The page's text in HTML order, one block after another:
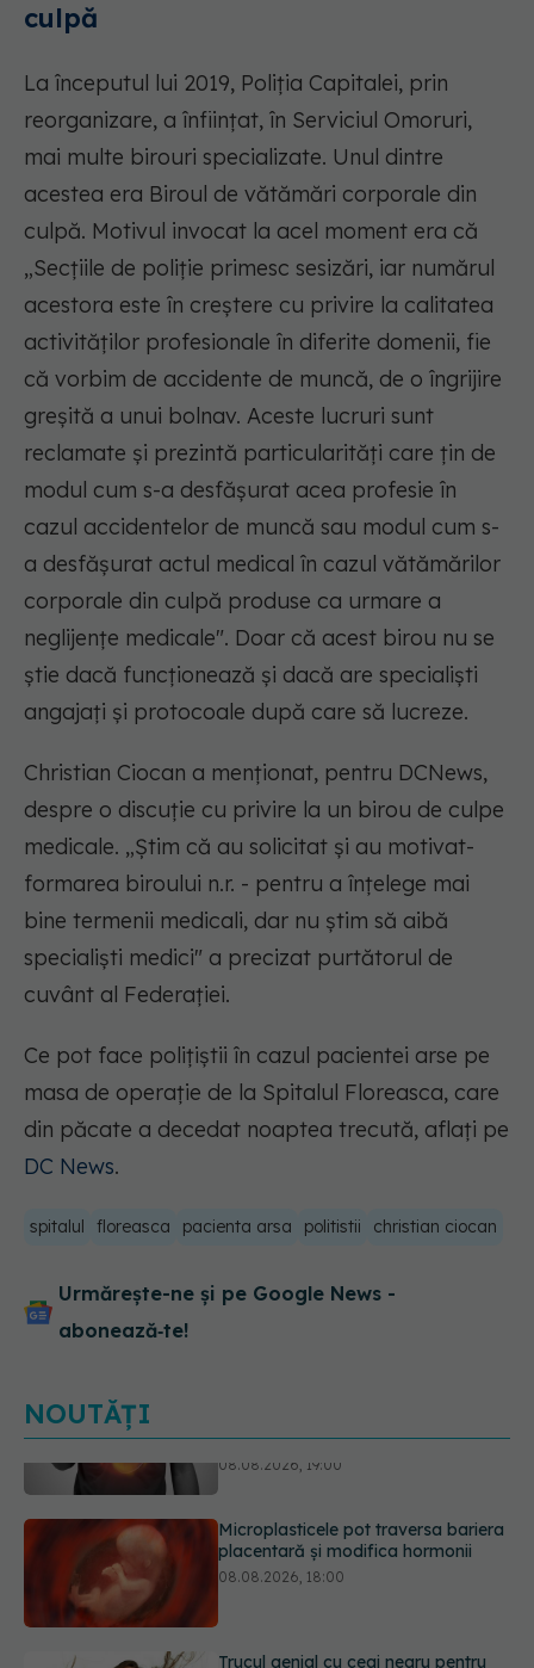
culpă
La începutul lui 2019, Poliția Capitalei, prin
reorganizare, a înființat, în Serviciul Omoruri,
mai multe birouri specializate. Unul dintre
acestea era Biroul de vătămări corporale din
culpă. Motivul invocat la acel moment era că
„Secțiile de poliție primesc sesizări, iar numărul
acestora este în creștere cu privire la calitatea
activităților profesionale în diferite domenii, fie
că vorbim de accidente de muncă, de o îngrijire
greșită a unui bolnav. Aceste lucruri sunt
reclamate și prezintă particularități care țin de
modul cum s-a desfășurat acea profesie în
cazul accidentelor de muncă sau modul cum s-
a desfășurat actul medical în cazul vătămărilor
corporale din culpă produse ca urmare a
neglijențe medicale". Doar că acest birou nu se
știe dacă funcționează și dacă are specialiști
angajați și protocoale după care să lucreze.
Christian Ciocan a menționat, pentru DCNews,
despre o discuție cu privire la un birou de culpe
medicale. „Știm că au solicitat și au motivat-
formarea biroului n.r. - pentru a înțelege mai
bine termenii medicali, dar nu știm să aibă
specialiști medici" a precizat purtătorul de
cuvânt al Federației.
Ce pot face polițiștii în cazul pacientei arse pe
masa de operație de la Spitalul Floreasca, care
din păcate a decedat noaptea trecută, aflați pe
DC News.
spitalul floreasca pacienta arsa politistii christian ciocan
Urmărește-ne și pe Google News -
abonează‑te!
NOUTĂȚI
placentară și modifica hormonii
08.08.2026, 18:00
păr. Tot mai multe femei îl adoră